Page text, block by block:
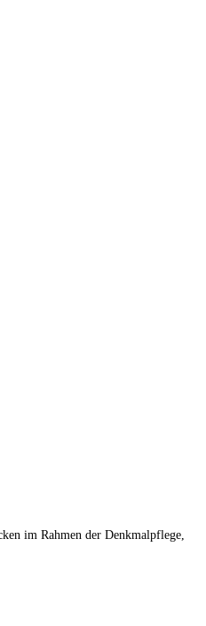
im Rahmen der Denkmalpflege,